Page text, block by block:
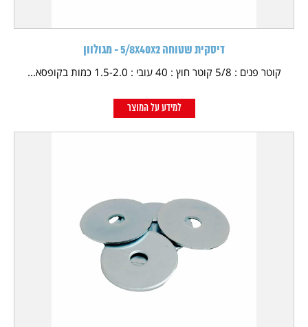
דיסקית שטוחה 5/8X40X2 - מגולוון
קוטר פנים : 5/8 קוטר חוץ : 40 עובי : 1.5-2.0 כמות בקופסא...
למידע על המוצר